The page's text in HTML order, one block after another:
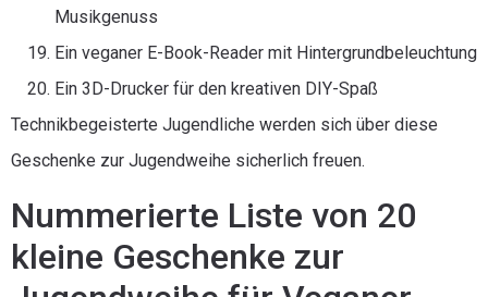
Musikgenuss
Ein veganer E-Book-Reader mit Hintergrundbeleuchtung
Ein 3D-Drucker für den kreativen DIY-Spaß
Technikbegeisterte Jugendliche werden sich über diese
Geschenke zur Jugendweihe sicherlich freuen.
Nummerierte Liste von 20
kleine Geschenke zur